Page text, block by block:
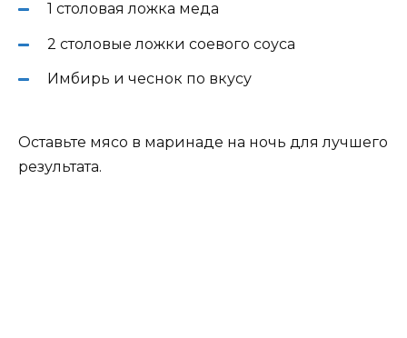
1 столовая ложка меда
2 столовые ложки соевого соуса
Имбирь и чеснок по вкусу
Оставьте мясо в маринаде на ночь для лучшего
результата.